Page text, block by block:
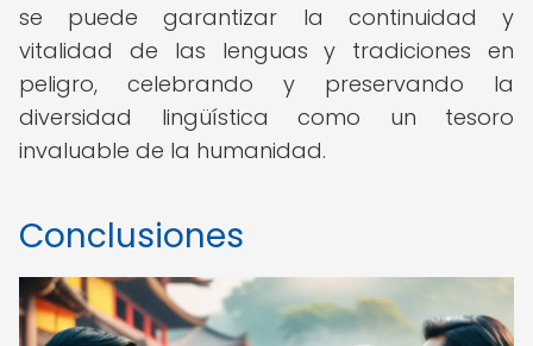
se puede garantizar la continuidad y
vitalidad de las lenguas y tradiciones en
peligro, celebrando y preservando la
diversidad lingüística como un tesoro
invaluable de la humanidad.
Conclusiones